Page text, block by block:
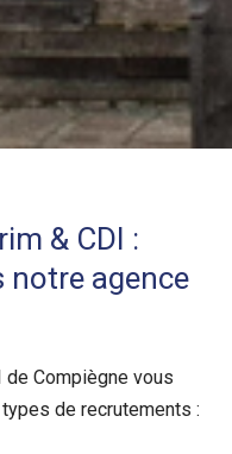
& CDI :
notre agence
de Compiègne vous
de recrutements :